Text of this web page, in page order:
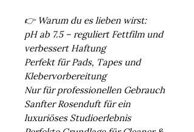
👉 Warum du es lieben wirst:
pH ab 7.5 – reguliert Fettfilm und
verbessert Haftung
Perfekt für Pads, Tapes und
Klebervorbereitung
Nur für professionellen Gebrauch
Sanfter Rosenduft für ein
luxuriöses Studioerlebnis